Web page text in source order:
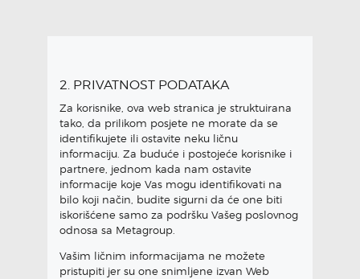
2. PRIVATNOST PODATAKA
Za korisnike, ova web stranica je struktuirana
tako, da prilikom posjete ne morate da se
identifikujete ili ostavite neku ličnu
informaciju. Za buduće i postojeće korisnike i
partnere, jednom kada nam ostavite
informacije koje Vas mogu identifikovati na
bilo koji način, budite sigurni da će one biti
iskorišćene samo za podršku Vašeg poslovnog
odnosa sa Metagroup.
Vašim ličnim informacijama ne možete
pristupiti jer su one snimljene izvan Web